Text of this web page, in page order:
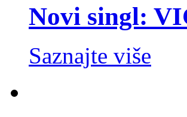
Novi singl:
Saznajte više